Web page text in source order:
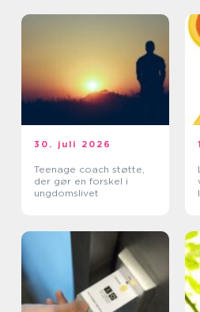
30. juli 2026
Teenage coach støtte,
der gør en forskel i
ungdomslivet